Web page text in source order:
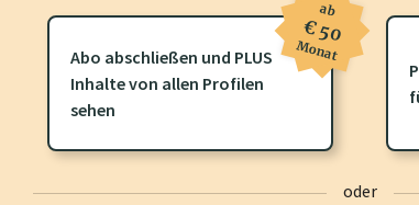
Für dieses Profil gibt es zusätzliche wirtschaft.at
frei oder loggen Sie sich ein um diese Inhalte zu sehen.
Abo abschließen und PLUS
Inhalte von allen Profilen
sehen
ab
€ 50
Monat
oder